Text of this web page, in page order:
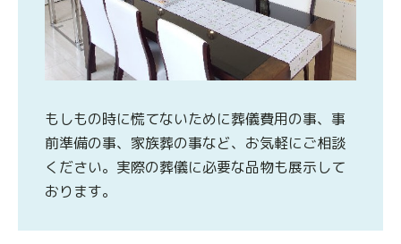
もしもの時に慌てないために葬儀費用の事、事
前準備の事、家族葬の事など、お気軽にご相談
ください。実際の葬儀に必要な品物も展示して
おります。